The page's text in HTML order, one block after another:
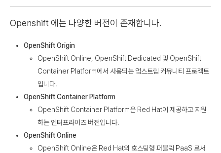
Openshift 에는 다양한 버전이 존재합니다.
OpenShift Origin
OpenShift Online, OpenShift Dedicated 및 OpenShift
Container Platform에서 사용되는 업스트림 커뮤니티 프로젝트
입니다.
OpenShift Container Platform
OpenShift Container Platform은 Red Hat이 제공하고 지원
하는 엔터프라이즈 버전입니다.
OpenShift Online
OpenShift Online은 Red Hat의 호스팅형 퍼블릭 PaaS 로서